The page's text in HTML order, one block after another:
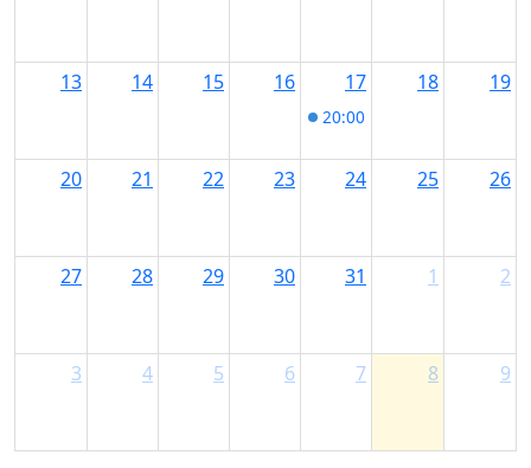
13 14 15 16 17
20:00
18 19
20 21 22 23 24 25 26
27 28 29 30 31 1 2
3 4 5 6 7 8 9